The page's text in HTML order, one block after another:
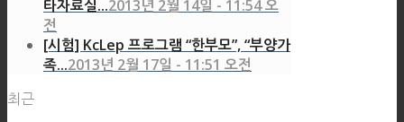
타자료실...2013년 2월 14일 - 11:54 오
전
[시험] KcLep 프로그램 “한부모”, “부양가
족...2013년 2월 17일 - 11:51 오전
최근